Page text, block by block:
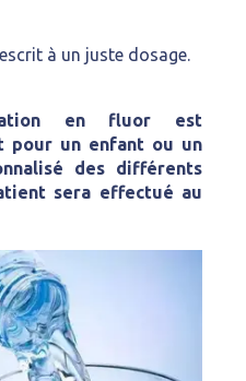
à un juste dosage.
en fluor est
pour un enfant ou un
des différents
sera effectué au